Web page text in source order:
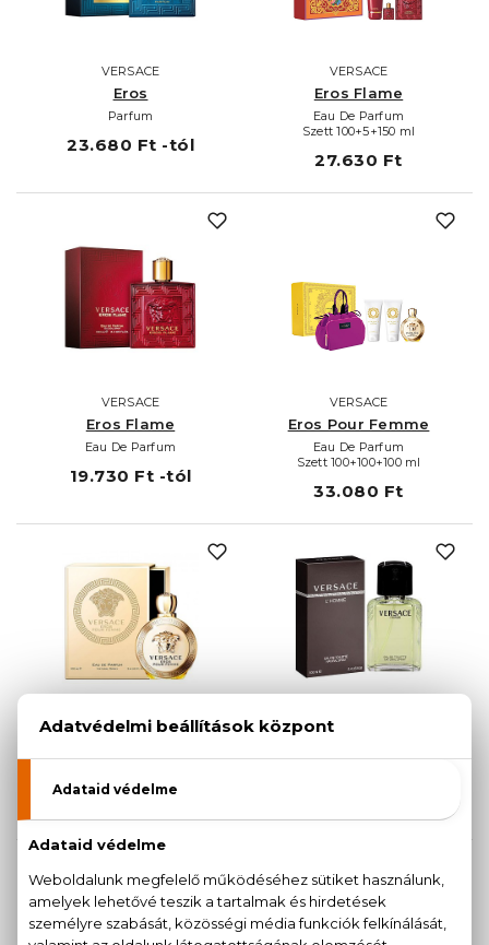
VERSACE
Eros
Parfum
23.680 Ft -tól
VERSACE
Eros Flame
Eau De Parfum
Szett 100+5+150 ml
27.630 Ft
VERSACE
Eros Flame
Eau De Parfum
19.730 Ft -tól
VERSACE
Eros Pour Femme
Eau De Parfum
Szett 100+100+100 ml
33.080 Ft
VERSACE
Eros Pour Femme
VERSACE
L'Homme